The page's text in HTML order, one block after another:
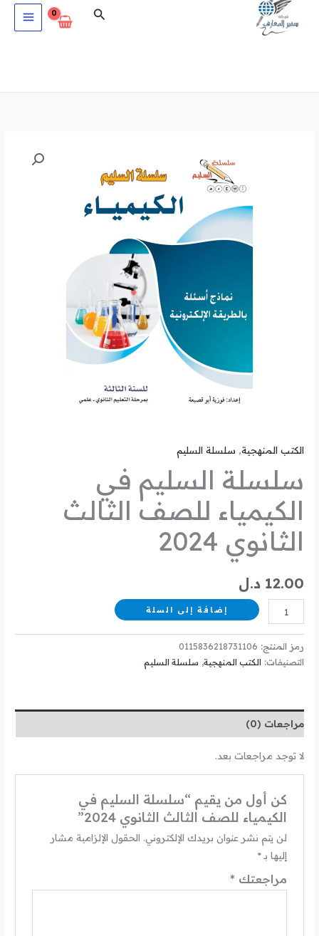
البحث
الكتب المنهجية, سلسلة السليم
سلسلة السليم في
الكيمياء للصف الثالث
الثانوي 2024
12.00 د.ل
إضافة إلى السلة
رمز المنتج: 0115836218731106
التصنيفات: الكتب المنهجية, سلسلة السليم
مراجعات (0)
لا توجد مراجعات بعد.
كن أول من يقيم “سلسلة السليم في
الكيمياء للصف الثالث الثانوي 2024”
لن يتم نشر عنوان بريدك الإلكتروني. الحقول الإلزامية مشار
إليها بـ*
مراجعتك *